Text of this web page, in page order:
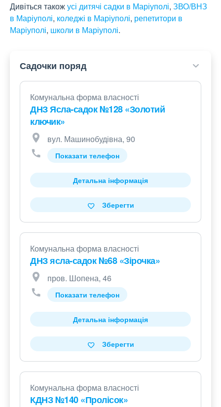
Дивіться такожусі дитячі садки в Маріуполі, ЗВО/ВНЗ
в Маріуполі, коледжі в Маріуполі, репетитори в
Маріуполі, школи в Маріуполі.
Садочки поряд
Комунальна форма власності
ДНЗ Ясла-садок №128 «Золотий
ключик»
вул. Машинобудівна, 90
Показати телефон
Детальна інформація
Зберегти
Комунальна форма власності
ДНЗ ясла-садок №68 «Зірочка»
пров. Шопена, 46
Показати телефон
Детальна інформація
Зберегти
Комунальна форма власності
КДНЗ №140 «Пролісок»